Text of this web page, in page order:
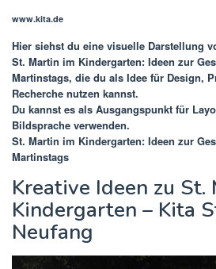
www.kita.de
Hier siehst du eine visuelle Darstellung
St. Martin im Kindergarten: Ideen zur
Martinstags, die du als Idee für Design,
Recherche nutzen kannst.
Du kannst es als Ausgangspunkt für
Bildsprache verwenden.
St. Martin im Kindergarten: Ideen zur
Martinstags
Kreative Ideen zu St.
Kindergarten – Kita
Neufang